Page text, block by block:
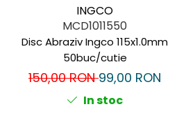
INGCO
MCD1011550
Disc Abraziv Ingco 115x1.0mm
50buc/cutie
150,00 RON99,00 RON
In stoc